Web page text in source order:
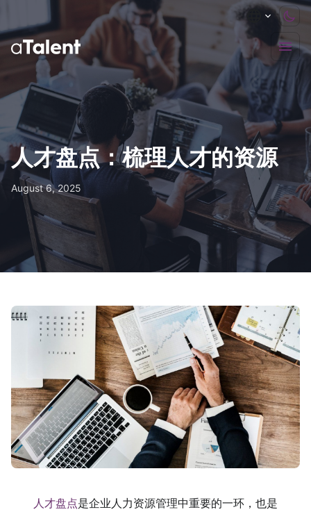
人才盘点：梳理人才的资源
August 6, 2025
人才盘点是企业人力资源管理中重要的一环，也是